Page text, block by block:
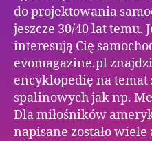
do projektowania
jeszcze 30/40 lat temu.
interesują Cię
evomagazine.pl
encyklopedię na temat
spalinowych jak np.
Dla miłośników
napisane zostało